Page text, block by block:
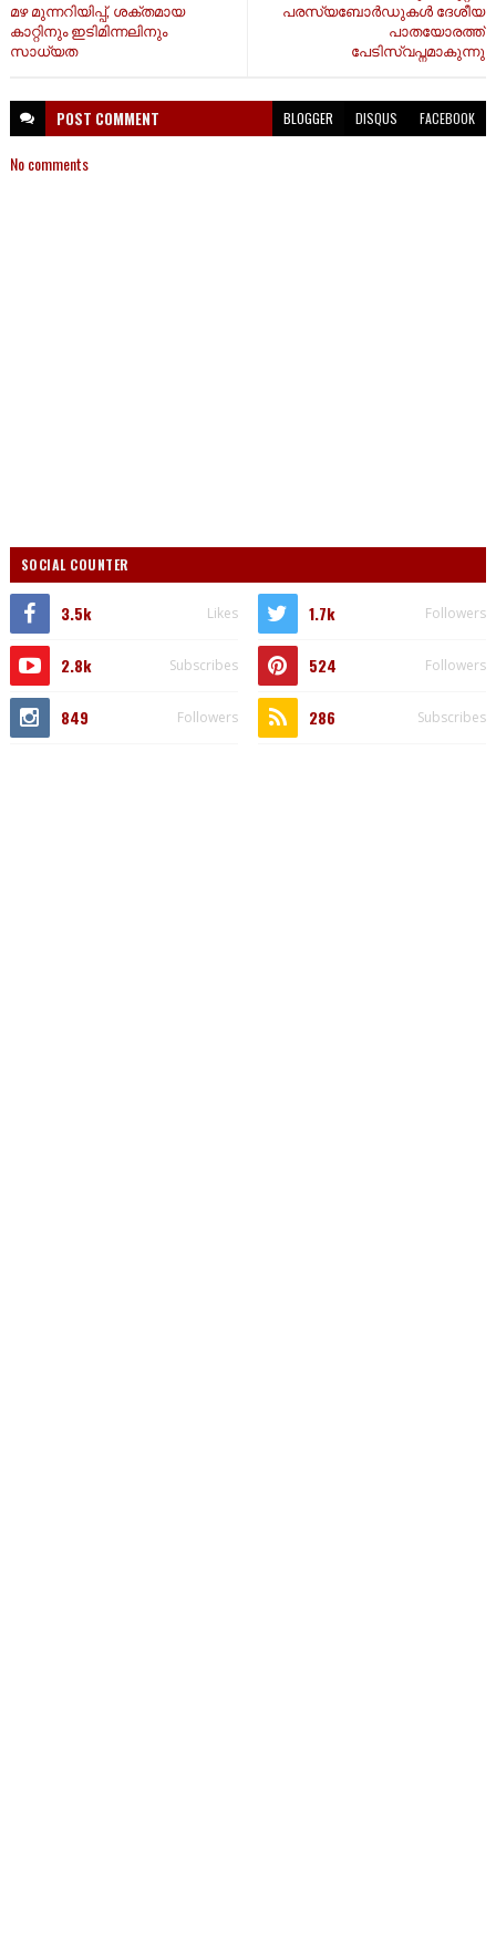
പരസ്യബോർഡുകൾ ദേശീയ
പാതയോരത്ത്
പേടിസ്വപ്നമാകുന്നു
മഴ മുന്നറിയിപ്പ്, ശക്തമായ
കാറ്റിനും ഇടിമിന്നലിനും
സാധ്യത
POST COMMENT BLOGGER DISQUS FACEBOOK
No comments
SOCIAL COUNTER
3.5k Likes 1.7k Followers
2.8k Subscribes 524 Followers
849 Followers 286 Subscribes